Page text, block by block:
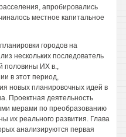
апробировались
местное капитальное
городов на
нескольких последователь
половины ИХ в.,
в этот период,
новых планировочных идей в
Проектная деятельность
мерами по преобразованию
их реального развития. Глава
анализируются первая